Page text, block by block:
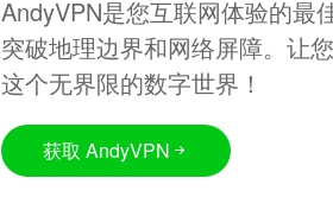
AndyVPN是您互联网体验的最
突破地理边界和网络屏障。让
这个无界限的数字世界！
获取 AndyVPN